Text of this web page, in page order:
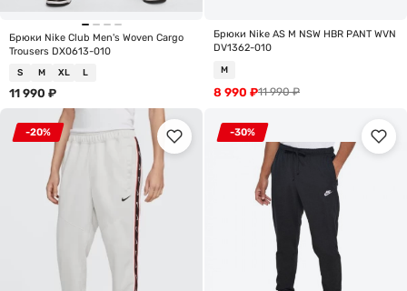
Брюки Nike Club Men's Woven Cargo
Trousers DX0613-010
S M XL L
11 990 ₽
Брюки Nike AS M NSW HBR PANT WVN
DV1362-010
M
11 990₽
8 990 ₽
-20% -30%